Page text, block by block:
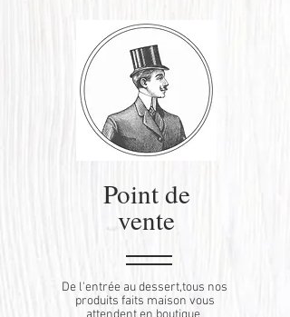
Point de
vente
De l'entrée au dessert,tous nos
produits faits maison vous